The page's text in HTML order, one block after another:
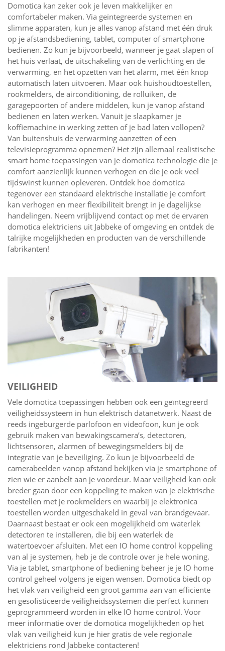
Domotica kan zeker ook je leven makkelijker en
comfortabeler maken. Via geïntegreerde systemen en
slimme apparaten, kun je alles vanop afstand met één druk
op je afstandsbediening, tablet, computer of smartphone
bedienen. Zo kun je bijvoorbeeld, wanneer je gaat slapen of
het huis verlaat, de uitschakeling van de verlichting en de
verwarming, en het opzetten van het alarm, met één knop
automatisch laten uitvoeren. Maar ook huishoudtoestellen,
rookmelders, de airconditioning, de rolluiken, de
garagepoorten of andere middelen, kun je vanop afstand
bedienen en laten werken. Vanuit je slaapkamer je
koffiemachine in werking zetten of je bad laten vollopen?
Van buitenshuis de verwarming aanzetten of een
televisieprogramma opnemen? Het zijn allemaal realistische
smart home toepassingen van je domotica technologie die je
comfort aanzienlijk kunnen verhogen en die je ook veel
tijdswinst kunnen opleveren. Ontdek hoe domotica
tegenover een standaard elektrische installatie je comfort
kan verhogen en meer flexibiliteit brengt in je dagelijkse
handelingen. Neem vrijblijvend contact op met de ervaren
domotica elektriciens uit Jabbeke of omgeving en ontdek de
talrijke mogelijkheden en producten van de verschillende
fabrikanten!
VEILIGHEID
Vele domotica toepassingen hebben ook een geïntegreerd
veiligheidssysteem in hun elektrisch datanetwerk. Naast de
reeds ingeburgerde parlofoon en videofoon, kun je ook
gebruik maken van bewakingscamera’s, detectoren,
lichtsensoren, alarmen of bewegingsmelders bij de
integratie van je beveiliging. Zo kun je bijvoorbeeld de
camerabeelden vanop afstand bekijken via je smartphone of
zien wie er aanbelt aan je voordeur. Maar veiligheid kan ook
breder gaan door een koppeling te maken van je elektrische
toestellen met je rookmelders en waarbij je elektronica
toestellen worden uitgeschakeld in geval van brandgevaar.
Daarnaast bestaat er ook een mogelijkheid om waterlek
detectoren te installeren, die bij een waterlek de
watertoevoer afsluiten. Met een IO home control koppeling
van al je systemen, heb je de controle over je hele woning.
Via je tablet, smartphone of bediening beheer je je IO home
control geheel volgens je eigen wensen. Domotica biedt op
het vlak van veiligheid een groot gamma aan van efficiënte
en gesofisticeerde veiligheidssystemen die perfect kunnen
geprogrammeerd worden in elke IO home control. Voor
meer informatie over de domotica mogelijkheden op het
vlak van veiligheid kun je hier gratis de vele regionale
elektriciens rond Jabbeke contacteren!